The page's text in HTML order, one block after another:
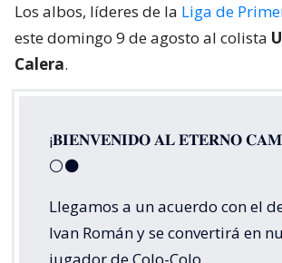
Los albos, líderes de la Liga de
este domingo 9 de agosto al colista
Calera.
¡𝐁𝐈𝐄𝐍𝐕𝐄𝐍𝐈𝐃𝐎 𝐀𝐋 𝐄𝐓𝐄𝐑𝐍𝐎
⚪⚫
Llegamos a un acuerdo con el
Ivan Román y se convertirá en